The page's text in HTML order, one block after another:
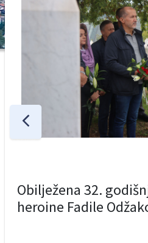
Obilježena 32.
heroine Fadile